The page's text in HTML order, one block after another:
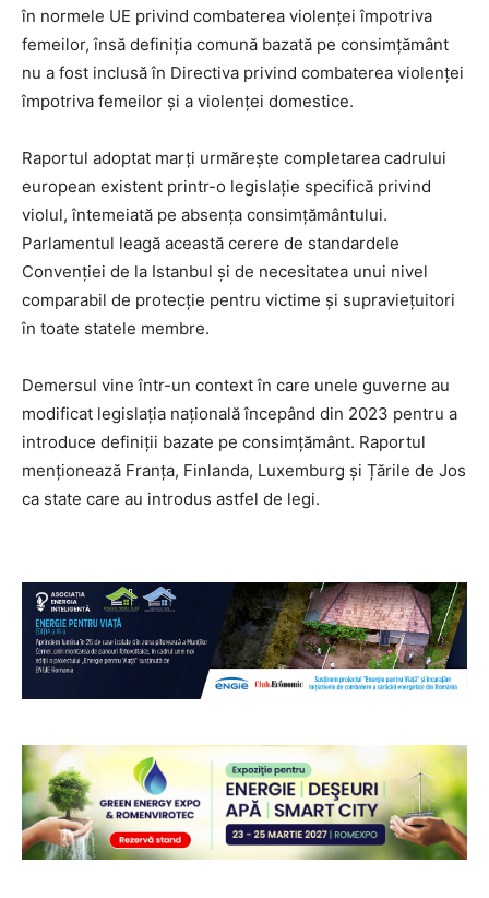
în normele UE privind combaterea violenței împotriva
femeilor, însă definiția comună bazată pe consimțământ
nu a fost inclusă în Directiva privind combaterea violenței
împotriva femeilor și a violenței domestice.
Raportul adoptat marți urmărește completarea cadrului
european existent printr-o legislație specifică privind
violul, întemeiată pe absența consimțământului.
Parlamentul leagă această cerere de standardele
Convenției de la Istanbul și de necesitatea unui nivel
comparabil de protecție pentru victime și supraviețuitori
în toate statele membre.
Demersul vine într-un context în care unele guverne au
modificat legislația națională începând din 2023 pentru a
introduce definiții bazate pe consimțământ. Raportul
menționează Franța, Finlanda, Luxemburg și Țările de Jos
ca state care au introdus astfel de legi.